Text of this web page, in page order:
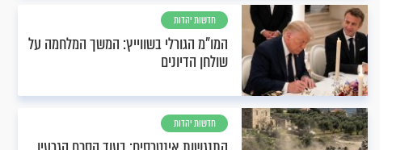
חדשות יהדות
המו"מ הגורלי בשווייץ: המשך המלחמה על
שולחן הדיונים
חדשות יהדות